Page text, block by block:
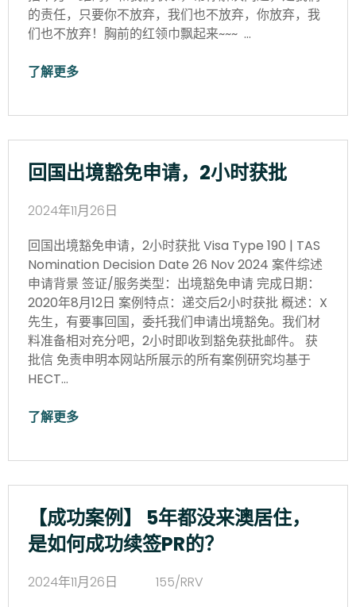
的责任，只要你不放弃，我们也不放弃，你放弃，我
们也不放弃！胸前的红领巾飘起来~~~ …
了解更多
回国出境豁免申请，2小时获批
2024年11月26日
回国出境豁免申请，2小时获批 Visa Type 190 | TAS
Nomination Decision Date 26 Nov 2024 案件综述
申请背景 签证/服务类型：出境豁免申请 完成日期：
2020年8月12日 案例特点：递交后2小时获批 概述：X
先生，有要事回国，委托我们申请出境豁免。我们材
料准备相对充分吧，2小时即收到豁免获批邮件。 获
批信 免责申明本网站所展示的所有案例研究均基于
HECT…
了解更多
【成功案例】 5年都没来澳居住，
是如何成功续签PR的？
2024年11月26日
155/RRV